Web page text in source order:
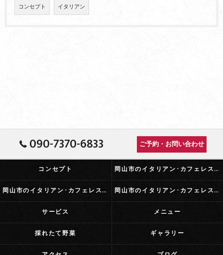
コンセプト イタリアン
090-7370-6833 ご予約・お問い合わせ
コンセプト 岡山市のイタリアン･カフェレストランふらっとの口コミ情報
岡山市のイタリアン･カフェレストランふらっとの評判 岡山市のイタリアン･カフェレストランふらっとのお客様の声
サービス メニュー
採れたて野菜 ギャラリー